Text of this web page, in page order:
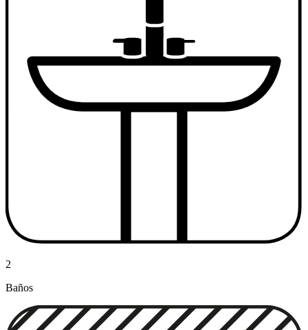
2
Baños